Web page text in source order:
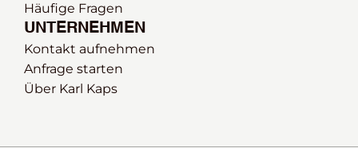
Häufige Fragen
UNTERNEHMEN
Anfrage starten
Über Karl Kaps
Kontakt aufnehmen